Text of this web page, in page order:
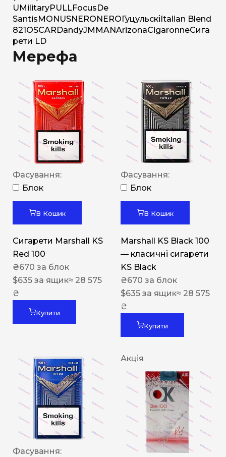
U MilitaryPULLFocus De
Santis MONUSNERO NERO Гуцульскі Italian Blend
821 OSCAR DandyJM MANArizonaCigaronneСига
рети LD
Мерефа
Фасування:
Блок
В Кошик
Сигарети Marshall KS
Red 100
₴670 за блок
$635 за ящик≈ 28 575
₴
Купити
Фасування:
Блок
В Кошик
Marshall KS Black 100
— класичні сигарети
KS Black
₴670 за блок
$635 за ящик≈ 28 575
₴
Купити
Фасування:
Акція